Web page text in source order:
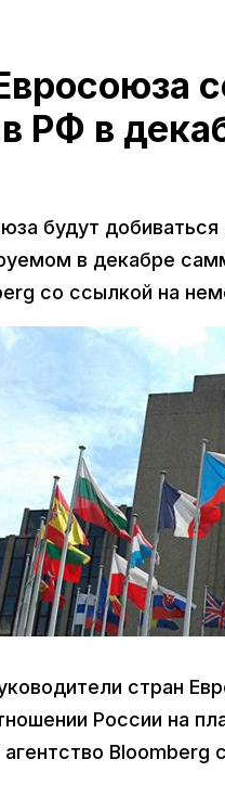
РФ в
будут
в декабре
со ссылкой на
стран
России на